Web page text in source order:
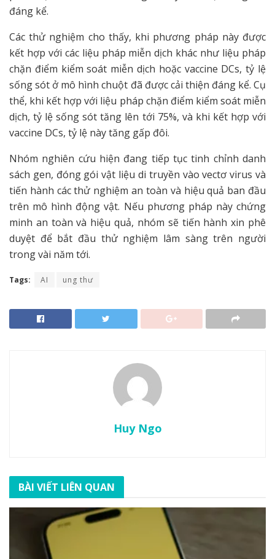
đáng kể.
Các thử nghiệm cho thấy, khi phương pháp này được
kết hợp với các liệu pháp miễn dịch khác như liệu pháp
chặn điểm kiểm soát miễn dịch hoặc vaccine DCs, tỷ lệ
sống sót ở mô hình chuột đã được cải thiện đáng kể. Cụ
thể, khi kết hợp với liệu pháp chặn điểm kiểm soát miễn
dịch, tỷ lệ sống sót tăng lên tới 75%, và khi kết hợp với
vaccine DCs, tỷ lệ này tăng gấp đôi.
Nhóm nghiên cứu hiện đang tiếp tục tinh chỉnh danh
sách gen, đóng gói vật liệu di truyền vào vectơ virus và
tiến hành các thử nghiệm an toàn và hiệu quả ban đầu
trên mô hình động vật. Nếu phương pháp này chứng
minh an toàn và hiệu quả, nhóm sẽ tiến hành xin phê
duyệt để bắt đầu thử nghiệm lâm sàng trên người
trong vài năm tới.
Tags: AI ung thư
Huy Ngo
BÀI VIẾT LIÊN QUAN